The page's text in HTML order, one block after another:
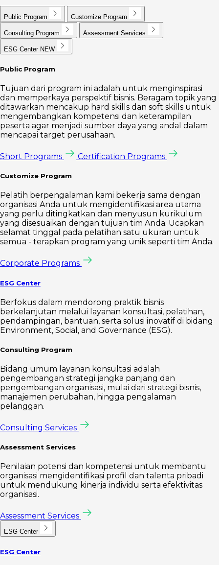
Public Program Customize Program
Consulting Program Assessment Services
ESG Center NEW
Public Program
Tujuan dari program ini adalah untuk menginspirasi
dan memperkaya perspektif bisnis. Beragam topik yang
ditawarkan mencakup hard skills dan soft skills untuk
mengembangkan kompetensi dan keterampilan
peserta agar menjadi sumber daya yang andal dalam
mencapai target perusahaan.
Short Programs Certification Programs
Customize Program
Pelatih berpengalaman kami bekerja sama dengan
organisasi Anda untuk mengidentifikasi area utama
yang perlu ditingkatkan dan menyusun kurikulum
yang disesuaikan dengan tujuan tim Anda. Ucapkan
selamat tinggal pada pelatihan satu ukuran untuk
semua - terapkan program yang unik seperti tim Anda.
Corporate Programs
ESG Center
Berfokus dalam mendorong praktik bisnis
berkelanjutan melalui layanan konsultasi, pelatihan,
pendampingan, bantuan, serta solusi inovatif di bidang
Environment, Social, and Governance (ESG).
Consulting Program
Bidang umum layanan konsultasi adalah
pengembangan strategi jangka panjang dan
pengembangan organisasi, mulai dari strategi bisnis,
manajemen perubahan, hingga pengalaman
pelanggan.
Consulting Services
Assessment Services
Penilaian potensi dan kompetensi untuk membantu
organisasi mengidentifikasi profil dan talenta pribadi
untuk mendukung kinerja individu serta efektivitas
organisasi.
Assessment Services
ESG Center
ESG Center